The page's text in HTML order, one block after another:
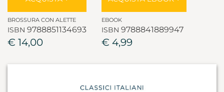
BROSSURA CON ALETTE
ISBN 9788851134693
€ 14,00
EBOOK
ISBN 9788841889947
€ 4,99